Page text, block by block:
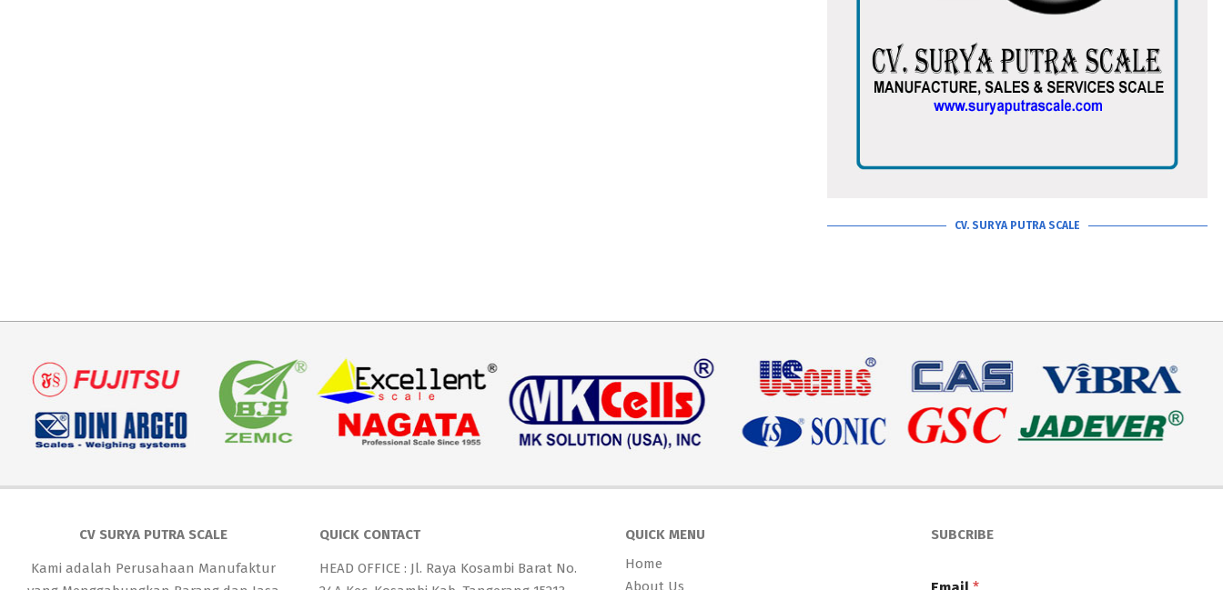
CV. SURYA PUTRA SCALE
CV SURYA PUTRA SCALE
Kami adalah Perusahaan Manufaktur
QUICK CONTACT
HEAD OFFICE : Jl. Raya Kosambi Barat No.
QUICK MENU
Home
About Us
SUBCRIBE